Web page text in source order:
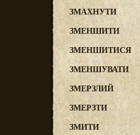
ЗМАХНУТИ
ЗМЕНШИТИ
ЗМЕНШИТИСЯ
ЗМЕНШУВАТИ
ЗМЕРЗЛИЙ
ЗМЕРЗТИ
ЗМИТИ